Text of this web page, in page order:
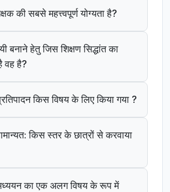
की सबसे महत्त्वपूर्ण योग्यता है?
बनाने हेतु जिस शिक्षण सिद्धांत का
वह है?
किस विषय के लिए किया गया ?
किस स्तर के छात्रों से करवाया
का एक अलग विषय के रूप में